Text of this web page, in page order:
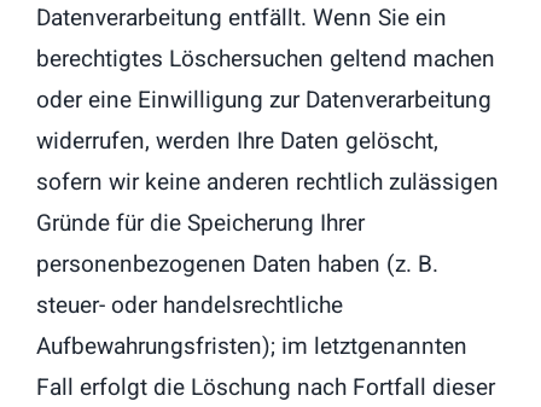
Datenverarbeitung entfällt. Wenn Sie ein
berechtigtes Löschersuchen geltend machen
oder eine Einwilligung zur Datenverarbeitung
widerrufen, werden Ihre Daten gelöscht,
sofern wir keine anderen rechtlich zulässigen
Gründe für die Speicherung Ihrer
personenbezogenen Daten haben (z. B.
steuer- oder handelsrechtliche
Aufbewahrungsfristen); im letztgenannten
Fall erfolgt die Löschung nach Fortfall dieser